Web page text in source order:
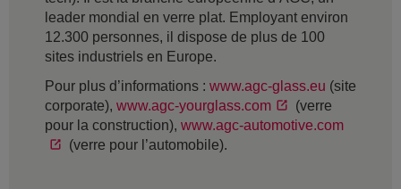
leader mondial en verre plat. Employant environ
12.300 personnes, il dispose de plus de 100
sites industriels en Europe.
Pour plus d’informations : www.agc-glass.eu (site
corporate), www.agc-yourglass.com
(verre
pour la construction), www.agc-automotive.com
(verre pour l’automobile).